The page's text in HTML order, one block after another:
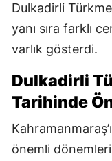
Dulkadirli
yanı sıra farklı
varlık gösterdi.
Dulkadirli
Tarihinde
önemli